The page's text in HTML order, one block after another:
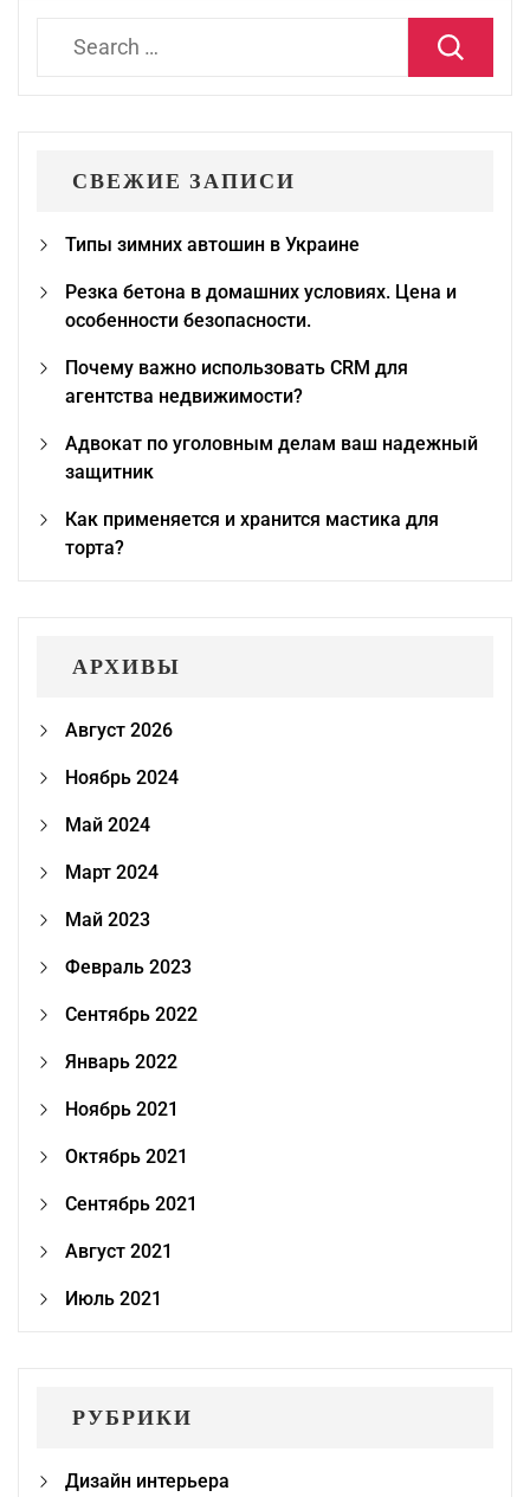
СВЕЖИЕ ЗАПИСИ
Типы зимних автошин в Украине
Резка бетона в домашних условиях. Цена и
особенности безопасности.
Почему важно использовать CRM для
агентства недвижимости?
Адвокат по уголовным делам ваш надежный
защитник
Как применяется и хранится мастика для
торта?
АРХИВЫ
Август 2026
Ноябрь 2024
Май 2024
Март 2024
Май 2023
Февраль 2023
Сентябрь 2022
Январь 2022
Ноябрь 2021
Октябрь 2021
Сентябрь 2021
Август 2021
Июль 2021
РУБРИКИ
Дизайн интерьера